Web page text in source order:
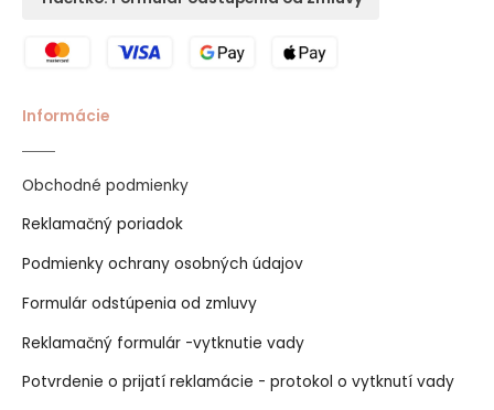
Informácie
Obchodné podmienky
Reklamačný poriadok
Podmienky ochrany osobných údajov
Formulár odstúpenia od zmluvy
Reklamačný formulár -vytknutie vady
Potvrdenie o prijatí reklamácie - protokol o vytknutí vady